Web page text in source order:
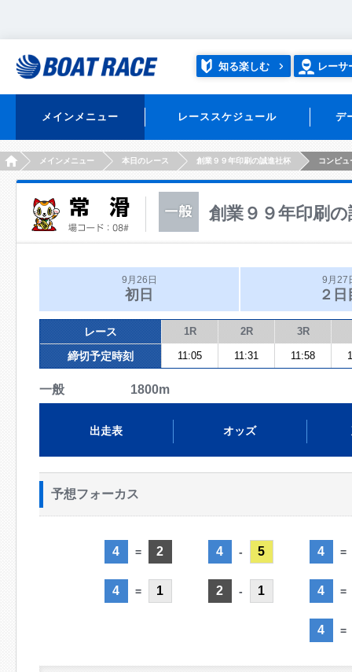
知る楽しむ レーサ
メインメニュー レーススケジュール デ
HOMEメインメニュー 本日のレース 創業９９年印刷の誠進社杯 コンピュ
創業９９年印刷
9月26日
初日
9月27
２日
レース 1R 2R 3R
締切予定時刻 11:05 11:31 11:58
一般 1800m
出走表 オッズ
予想フォーカス
4 = 2
4 = 1
4 - 5
2 - 1
4 =
4 =
4 =